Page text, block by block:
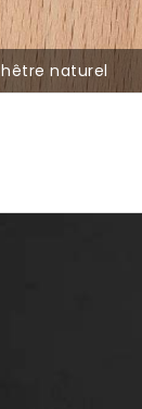
hêtre naturel